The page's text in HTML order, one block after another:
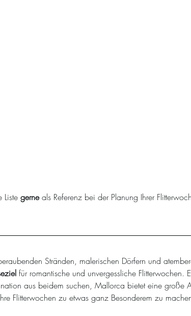
Liste gerne als Referenz bei der Planung Ihrer
Stränden, malerischen Dörfern und
für romantische und unvergessliche
aus beidem suchen, Mallorca bietet eine große
Flitterwochen zu etwas ganz Besonderem zu